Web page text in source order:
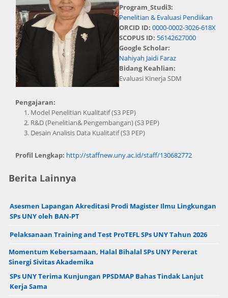
Program_Studi3:
Penelitian & Evaluasi Pendiikan
ORCID ID: 0000-0002-3026-618X
SCOPUS ID: 56142627000
Google Scholar:
Nahiyah Jaidi Faraz
Bidang Keahlian:
Evaluasi Kinerja SDM
Pengajaran:
Model Penelitian Kualitatif (S3 PEP)
R&D (Penelitian& Pengembangan) (S3 PEP)
Desain Analisis Data Kualitatif (S3 PEP)
Profil Lengkap: http://staffnew.uny.ac.id/staff/130682772
Berita Lainnya
Asesmen Lapangan Akreditasi Prodi Magister Ilmu Lingkungan
SPs UNY oleh BAN-PT
Pelaksanaan Training and Test ProTEFL SPs UNY Tahun 2026
Momentum Kebersamaan, Halal Bihalal SPs UNY Pererat
Sinergi Sivitas Akademika
SPs UNY Terima Kunjungan PPSDMAP Bahas Tindak Lanjut
Kerja Sama